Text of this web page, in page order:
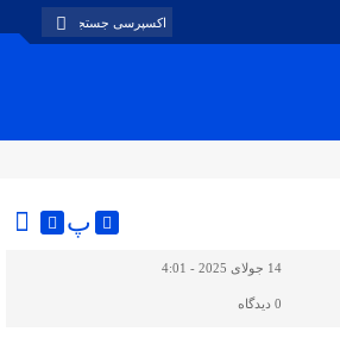
پ
14 جولای 2025 - 4:01
0 دیدگاه